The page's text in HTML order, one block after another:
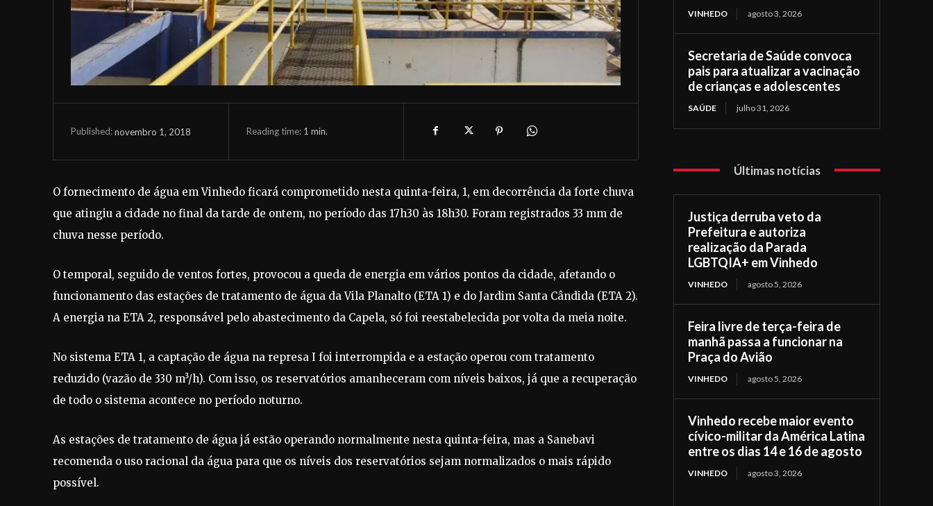
Published:novembro 1, 2018 Reading time: 1 min.
O fornecimento de água em Vinhedo ficará comprometido nesta quinta-feira, 1, em decorrência da forte chuva
que atingiu a cidade no final da tarde de ontem, no período das 17h30 às 18h30. Foram registrados 33 mm de
chuva nesse período.
O temporal, seguido de ventos fortes, provocou a queda de energia em vários pontos da cidade, afetando o
funcionamento das estações de tratamento de água da Vila Planalto (ETA 1) e do Jardim Santa Cândida (ETA 2).
A energia na ETA 2, responsável pelo abastecimento da Capela, só foi reestabelecida por volta da meia noite.
No sistema ETA 1, a captação de água na represa I foi interrompida e a estação operou com tratamento
reduzido (vazão de 330 m³/h). Com isso, os reservatórios amanheceram com níveis baixos, já que a recuperação
de todo o sistema acontece no período noturno.
As estações de tratamento de água já estão operando normalmente nesta quinta-feira, mas a Sanebavi
recomenda o uso racional da água para que os níveis dos reservatórios sejam normalizados o mais rápido
possível.
VINHEDO agosto 3, 2026
Secretaria de Saúde convoca
pais para atualizar a vacinação
de crianças e adolescentes
SAÚDE julho 31, 2026
Últimas notícias
Justiça derruba veto da
Prefeitura e autoriza
realização da Parada
LGBTQIA+ em Vinhedo
VINHEDO agosto 5, 2026
Feira livre de terça-feira de
manhã passa a funcionar na
Praça do Avião
VINHEDO agosto 5, 2026
Vinhedo recebe maior evento
cívico-militar da América Latina
entre os dias 14 e 16 de agosto
VINHEDO agosto 3, 2026